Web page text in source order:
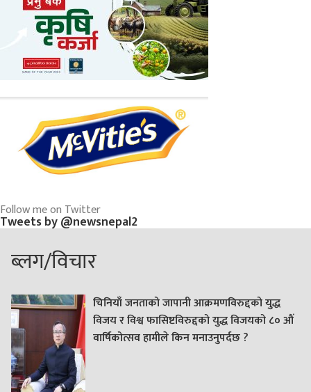
Follow me on Twitter
Tweets by @newsnepal2
ब्लग/विचार
चिनियाँ जनताको जापानी आक्रमणविरुद्दको युद्ध
विजय र विश्व फासिष्टविरुद्दको युद्ध विजयको ८० औं
वार्षिकोत्सव हामीले किन मनाउनुपर्दछ ?